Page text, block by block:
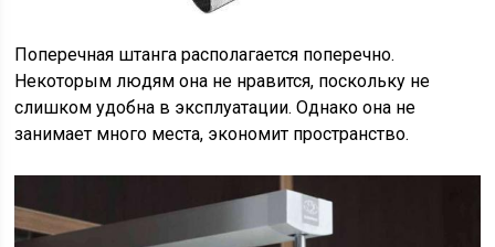
Поперечная штанга располагается поперечно.
Некоторым людям она не нравится, поскольку не
слишком удобна в эксплуатации. Однако она не
занимает много места, экономит пространство.